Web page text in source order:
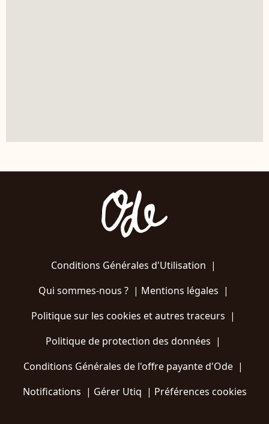
Conditions Générales d'Utilisation |
Qui sommes-nous ?| Mentions légales |
Politique sur les cookies et autres traceurs |
Politique de protection des données |
Conditions Générales de l'offre payante d'Ode |
Notifications | Gérer Utiq | Préférences cookies